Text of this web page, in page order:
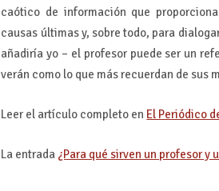
caótico de información que
causas últimas y, sobre todo, para
añadiría yo – el profesor puede ser un
verán como lo que más recuerdan de sus
Leer el artículo completo en El Periódico
La entrada ¿Para qué sirven un profesor y